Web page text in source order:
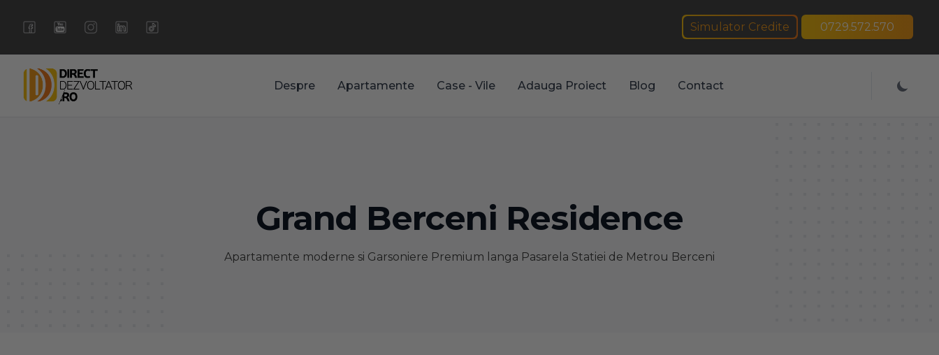
Simulator Credite 0729.572.570
Despre Apartamente Case - Vile Adauga Proiect Blog Contact
Grand Berceni Residence
Apartamente moderne si Garsoniere Premium langa Pasarela Statiei de Metrou Berceni